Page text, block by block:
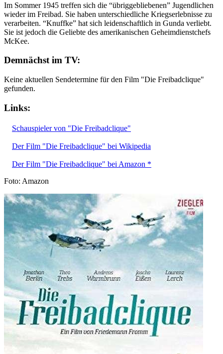
Im Sommer 1945 treffen sich die “übriggebliebenen” Jugendlichen
wieder im Freibad. Sie haben unterschiedliche Kriegserlebnisse zu
verarbeiten. “Knuffke” hat sich leidenschaftlich in Gunda verliebt.
Sie ist jedoch die Geliebte des amerikanischen Geheimdienstchefs
McKee.
Demnächst im TV:
Keine aktuellen Sendetermine für den Film "Die Freibadclique"
gefunden.
Links:
Schauspieler von "Die Freibadclique"
Der Film "Die Freibadclique" bei Wikipedia
Der Film "Die Freibadclique" bei Amazon *
Foto: Amazon